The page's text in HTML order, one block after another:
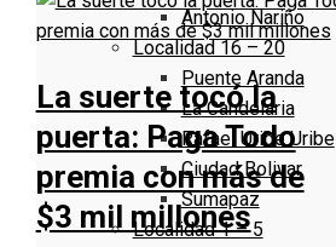
Antonio Nariño
Localidad 16 – 20
Puente Aranda
La Candelaria
Rafael Uribe Uribe
Ciudad Bolivar
Sumapaz
Localidad 1 – 5
La suerte tocó la
puerta: Paga Todo
premia con más de
$3 mil millones